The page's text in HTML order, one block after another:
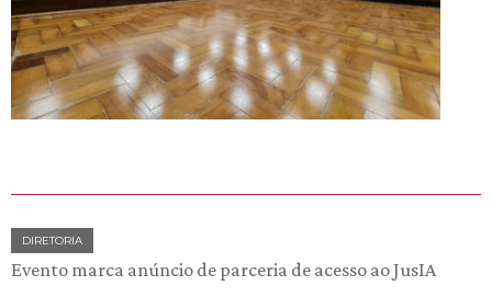
DIRETORIA
Evento marca anúncio de parceria de acesso ao JusIA